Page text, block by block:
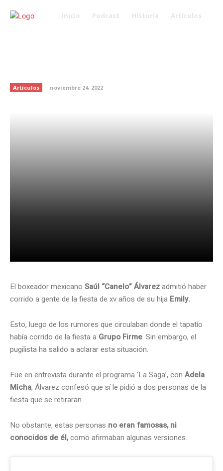
Inicio Podcast Historia Artículos
Artículos noviembre 24, 2022
El boxeador mexicano Saúl “Canelo” Álvarezadmitió haber
corrido a gente de la fiesta de xv años de su hija Emily.
Esto, luego de los rumores que circulaban donde el tapatío
había corrido de la fiesta a Grupo Firme. Sin embargo, el
pugilista ha salido a aclarar esta situación.
Fue en entrevista durante el programa ‘La Saga’, con Adela
Micha, Álvarez confesó que sí le pidió a dos personas de la
fiesta que se retiraran.
No obstante, estas personas no eran famosas, ni
conocidos de él,como afirmaban algunas versiones.